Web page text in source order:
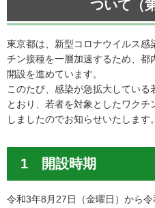
ついて（
東京都は、新型コロナウイルス感
チン接種を一層加速するため、
開設を進めています。
このたび、感染が急拡大してい
とおり、若者を対象としたワク
しましたのでお知らせいたします。
1 開設時期
令和3年8月27日（金曜日）から